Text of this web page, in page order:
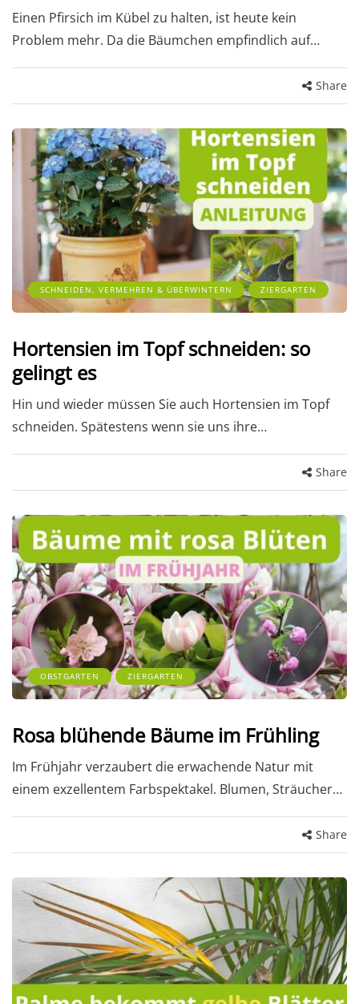
Einen Pfirsich im Kübel zu halten, ist heute kein
Problem mehr. Da die Bäumchen empfindlich auf…
Share
SCHNEIDEN, VERMEHREN & ÜBERWINTERN ZIERGARTEN
Hortensien im Topf schneiden: so
gelingt es
Hin und wieder müssen Sie auch Hortensien im Topf
schneiden. Spätestens wenn sie uns ihre…
Share
OBSTGARTEN ZIERGARTEN
Rosa blühende Bäume im Frühling
Im Frühjahr verzaubert die erwachende Natur mit
einem exzellentem Farbspektakel. Blumen, Sträucher…
Share